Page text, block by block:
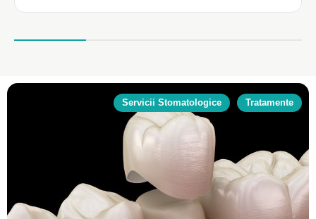
Servicii Stomatologice Tratamente